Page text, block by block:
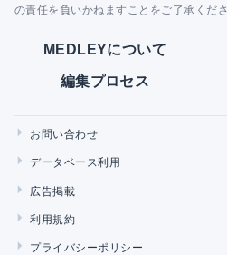
の責任を負いかねますことをご了承くださ
MEDLEYについて
編集プロセス
お問い合わせ
データベース利用
広告掲載
利用規約
プライバシーポリシー